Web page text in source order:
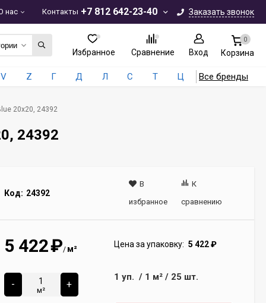
+7 812 642-23-40 Заказать звонок
нас Контакты
Избранное Сравнение Вход
0
Корзина
V Z Г Д Л С Т Ц Все бренды
20x20, 24392
24392
Код: 24392
В
избранное
К
сравнению
5 422₽/ м²
-
м²
+
Цена за упаковку: 5 422₽
1 уп. / 1 м²/ 25 шт.